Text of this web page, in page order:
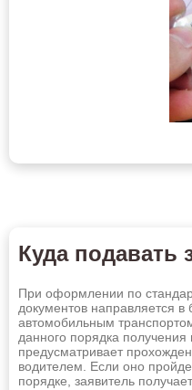
Куда подавать
При оформлении по
документов направляется
автомобильным
данного порядка получения
предусматривает
водителем. Если оно
порядке, заявитель
Набережные Челны
Нальчик
Невинномысск